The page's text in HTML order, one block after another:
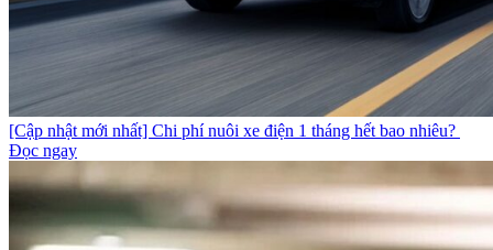
[Cập nhật mới nhất] Chi phí nuôi xe điện 1 tháng hết bao nhiêu?
Đọc ngay